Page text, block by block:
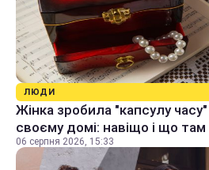
ЛЮДИ
Жінка зробила "капсулу часу"
своєму домі: навіщо і що там
06 серпня 2026, 15:33